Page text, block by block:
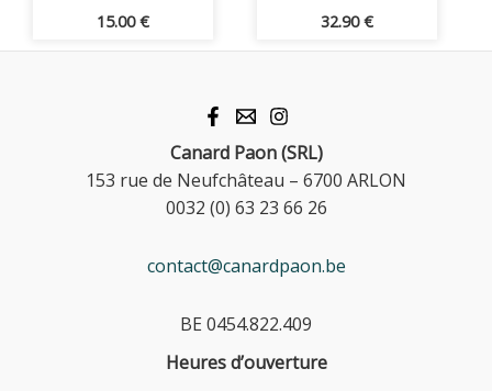
15.00€ 32.90€
Canard Paon (SRL)
153 rue de Neufchâteau – 6700 ARLON
0032 (0) 63 23 66 26
contact@canardpaon.be
BE 0454.822.409
Heures d’ouverture